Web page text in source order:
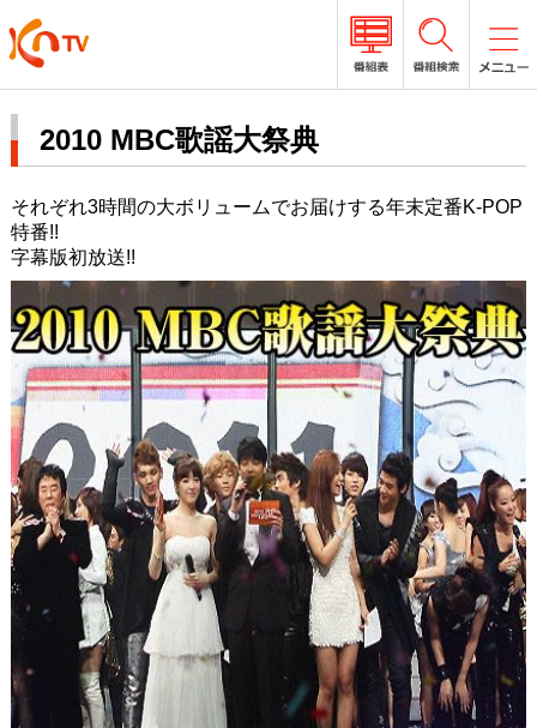
2010 MBC歌謡大祭典
それぞれ3時間の大ボリュームでお届けする年末定番K-POP
特番!!
字幕版初放送!!